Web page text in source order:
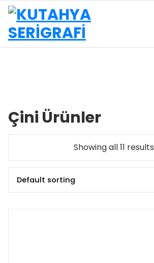
İçeriğe
geç
Çini Ürünler
Showing all 11 results